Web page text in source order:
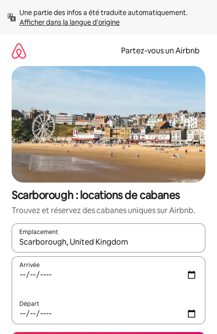
directement
Afficher dans la langue d'origine
Partez-vous un Airbnb
Scarborough : locations de cabanes
Trouvez et réservez des cabanes uniques sur Airbnb.
Emplacement
Quand les résultats sont affichés, parcourez-les en utilisant
Arrivée
Départ